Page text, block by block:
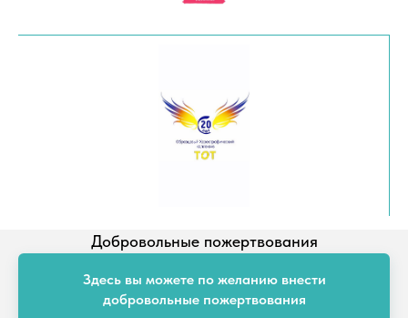
Добровольные пожертвования
Здесь вы можете по желанию внести
добровольные пожертвования